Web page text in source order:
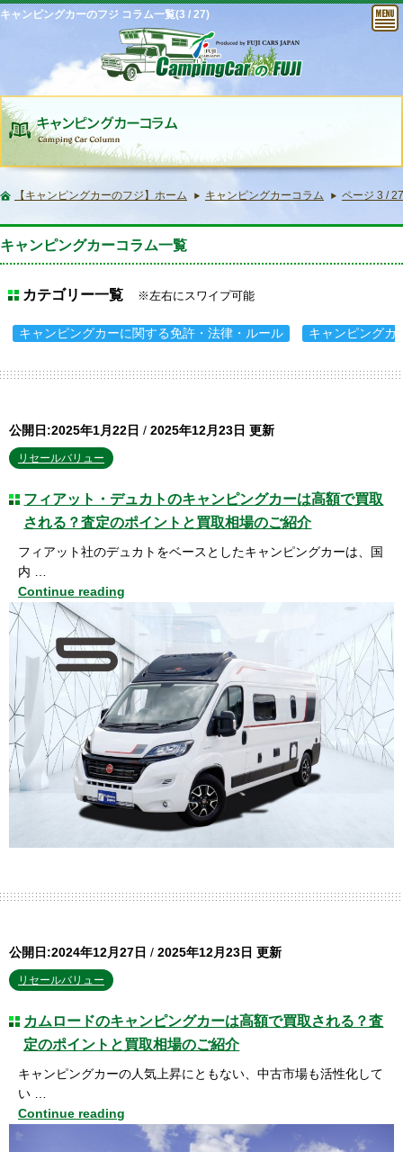
キャンピングカーのフジ コラム一覧(3 / 27)
【キャンピングカーのフジ】ホーム キャンピングカーコラム ページ 3 / 27
キャンピングカーコラム一覧
カテゴリー一覧 ※左右にスワイプ可能
キャンピングカーに関する免許・法律・ルール キャンピングカ
公開日:2025年1月22日 / 2025年12月23日 更新
リセールバリュー
フィアット・デュカトのキャンピングカーは高額で買取
される？査定のポイントと買取相場のご紹介
フィアット社のデュカトをベースとしたキャンピングカーは、国
内 …
Continue reading
公開日:2024年12月27日 / 2025年12月23日 更新
リセールバリュー
カムロードのキャンピングカーは高額で買取される？査
定のポイントと買取相場のご紹介
キャンピングカーの人気上昇にともない、中古市場も活性化して
い …
Continue reading